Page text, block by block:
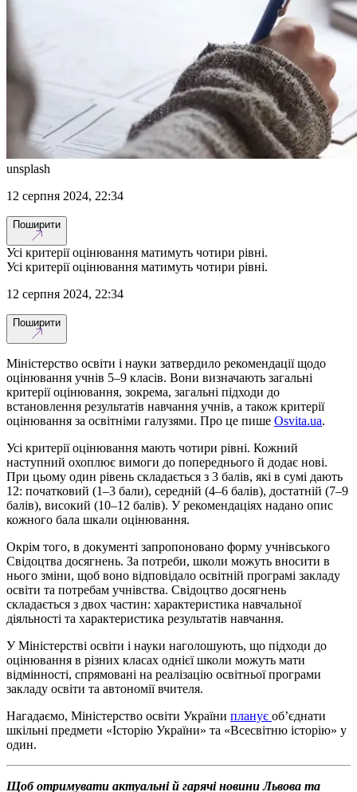
unsplash
12 серпня 2024, 22:34
Поширити
Усі критерії оцінювання матимуть чотири рівні.
Усі критерії оцінювання матимуть чотири рівні.
12 серпня 2024, 22:34
Поширити
Міністерство освіти і науки затвердило рекомендації щодо
оцінювання учнів 5–9 класів. Вони визначають загальні
критерії оцінювання, зокрема, загальні підходи до
встановлення результатів навчання учнів, а також критерії
оцінювання за освітніми галузями. Про це пише Osvita.ua.
Усі критерії оцінювання мають чотири рівні. Кожний
наступний охоплює вимоги до попереднього й додає нові.
При цьому один рівень складається з 3 балів, які в сумі дають
12: початковий (1–3 бали), середній (4–6 балів), достатній (7–9
балів), високий (10–12 балів). У рекомендаціях надано опис
кожного бала шкали оцінювання.
Окрім того, в документі запропоновано форму учнівського
Свідоцтва досягнень. За потреби, школи можуть вносити в
нього зміни, щоб воно відповідало освітній програмі закладу
освіти та потребам учнівства. Свідоцтво досягнень
складається з двох частин: характеристика навчальної
діяльності та характеристика результатів навчання.
У Міністерстві освіти і науки наголошують, що підходи до
оцінювання в різних класах однієї школи можуть мати
відмінності, спрямовані на реалізацію освітньої програми
закладу освіти та автономії вчителя.
Нагадаємо, Міністерство освіти України планує об’єднати
шкільні предмети «Історію України» та «Всесвітню історію» у
один.
Щоб отримувати актуальні й гарячі новини Львова та